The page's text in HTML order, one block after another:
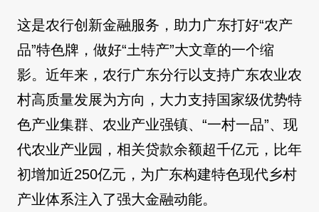
这是农行创新金融服务，助力广东打好“农产
品”特色牌，做好“土特产”大文章的一个缩
影。近年来，农行广东分行以支持广东农业农
村高质量发展为方向，大力支持国家级优势特
色产业集群、农业产业强镇、“一村一品”、现
代农业产业园，相关贷款余额超千亿元，比年
初增加近250亿元，为广东构建特色现代乡村
产业体系注入了强大金融动能。